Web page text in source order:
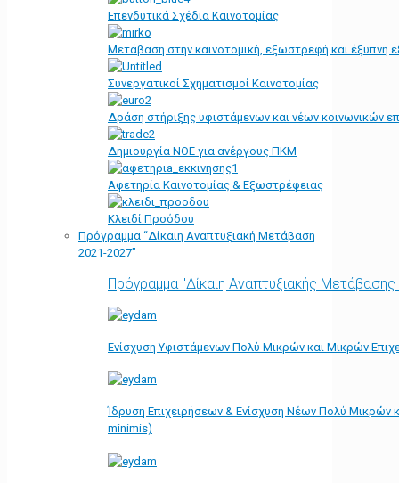
Επενδυτικά Σχέδια Καινοτομίας
Μετάβαση στην καινοτομική, εξωστρεφή και έξυπνη
Συνεργατικοί Σχηματισμοί Καινοτομίας
Δράση στήριξης υφιστάμενων και νέων κοινωνικών
Δημιουργία ΝΘΕ για ανέργους ΠΚΜ
Αφετηρία Kαινοτομίας & Εξωστρέφειας
Κλειδί Προόδου
Πρόγραμμα “Δίκαιη Αναπτυξιακή Μετάβαση
2021-2027”
Πρόγραμμα "Δίκαιη Αναπτυξιακής
Ενίσχυση Υφιστάμενων Πολύ Μικρών και Μικρών
Ίδρυση Επιχειρήσεων & Ενίσχυση Νέων Πολύ Μικρών
minimis)